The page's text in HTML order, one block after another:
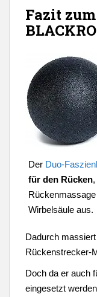
Fazit
Der Duo-
für den Rücken
Wirbelsäule aus.
Dadurch
Rückenstrecker-
Doch da er auch
eingesetzt